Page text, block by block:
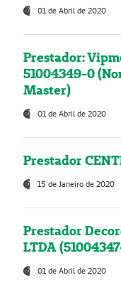
01 de Abril de 2020
Prestador:
51004349-0
Master)
01 de Abril de 2020
Prestador
15 de Janeiro de 2020
Prestador
LTDA
01 de Abril de 2020